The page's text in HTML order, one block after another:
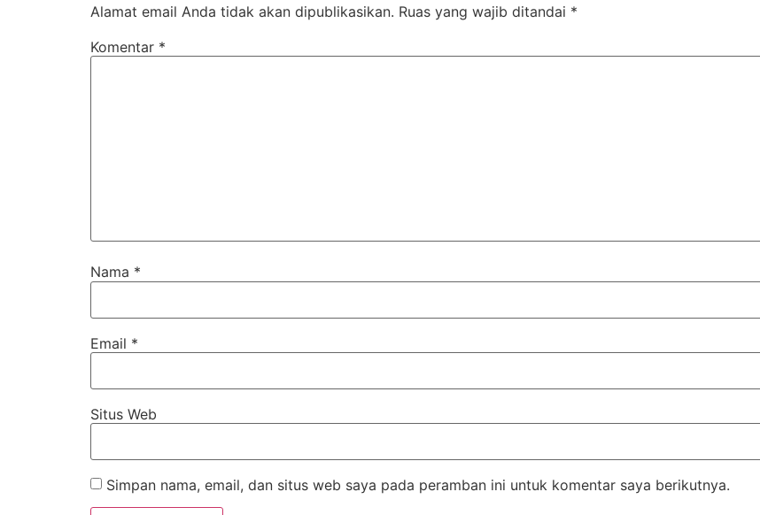
Alamat email Anda tidak akan dipublikasikan. Ruas yang wajib ditandai *
Komentar *
Nama *
Email *
Situs Web
Simpan nama, email, dan situs web saya pada peramban ini untuk komentar saya berikutnya.